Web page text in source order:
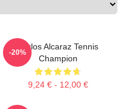
Carlos Alcaraz Tennis
Champion
9,24 € - 12,00 €
-20%